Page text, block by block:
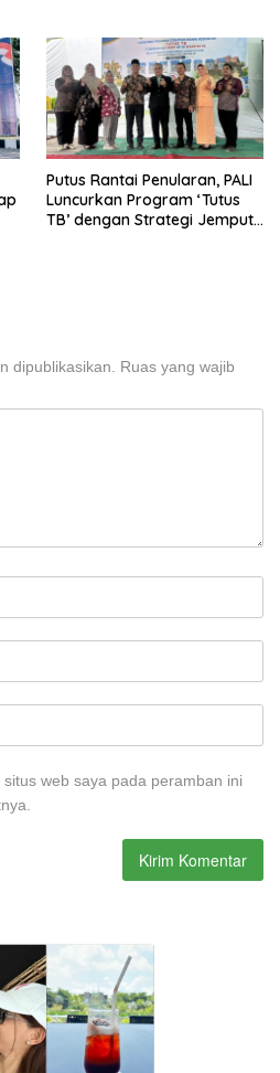
Putus Rantai Penularan, PALI
Luncurkan Program ‘Tutus
TB’ dengan Strategi Jemput
dipublikasikan. Ruas yang wajib
web saya pada peramban ini